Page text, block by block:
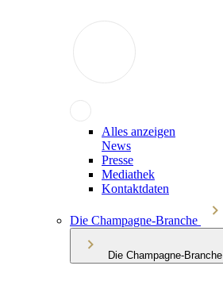
Alles anzeigen
News
Presse
Mediathek
Kontaktdaten
Die Champagne-Branche
Die Champagne-Branche